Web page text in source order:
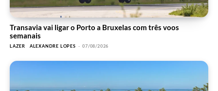
Transavia vai ligar o Porto a Bruxelas com três voos
semanais
LAZER ALEXANDRE LOPES - 07/08/2026